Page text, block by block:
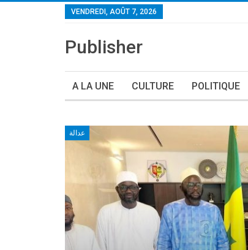
VENDREDI, AOÛT 7, 2026
Publisher
A LA UNE CULTURE POLITIQUE
عدالة